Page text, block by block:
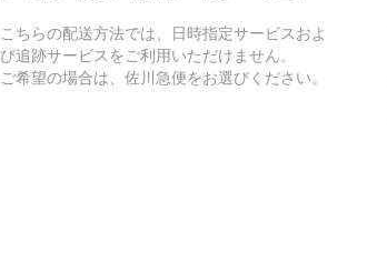
こちらの配送方法では、日時指定サービスおよ
び追跡サービスをご利用いただけません。
ご希望の場合は、佐川急便をお選びください。